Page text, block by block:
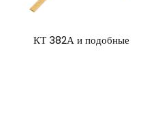
КТ 382А и подобные